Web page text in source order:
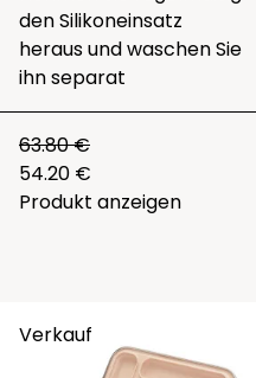
den Silikoneinsatz
heraus und waschen Sie
ihn separat
63.80 €
54.20 €
Produkt anzeigen
Verkauf